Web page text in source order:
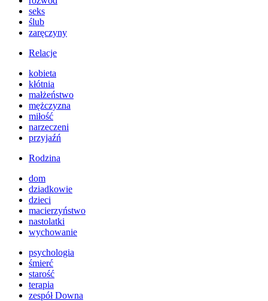
seks
ślub
zaręczyny
Relacje
kobieta
kłótnia
małżeństwo
mężczyzna
miłość
narzeczeni
przyjaźń
Rodzina
dom
dziadkowie
dzieci
macierzyństwo
nastolatki
wychowanie
psychologia
śmierć
starość
terapia
zespół Downa